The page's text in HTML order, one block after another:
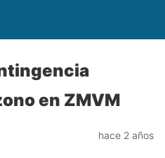
en ZMVM
hace 2 años